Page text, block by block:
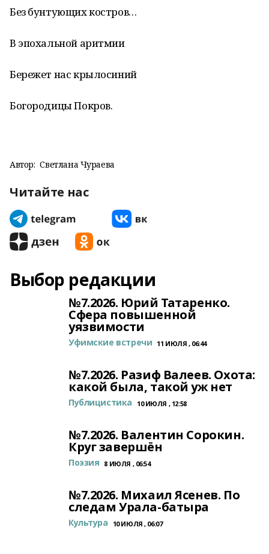
Без бунтующих костров…
В эпохальной аритмии
Бережет нас крылосиний
Богородицы Покров.
Автор: Светлана Чураева
Читайте нас
Выбор редакции
№7.2026. Юрий Татаренко.
Сфера повышенной
уязвимости
Уфимские встречи 11 ИЮЛЯ , 06:44
№7.2026. Разиф Валеев. Охота:
какой была, такой уж нет
Публицистика 10 ИЮЛЯ , 12:58
№7.2026. Валентин Сорокин.
Круг завершён
Поэзия 8 ИЮЛЯ , 06:54
№7.2026. Михаил Ясенев. По
следам Урала-батыра
Культура 10 ИЮЛЯ , 06:07